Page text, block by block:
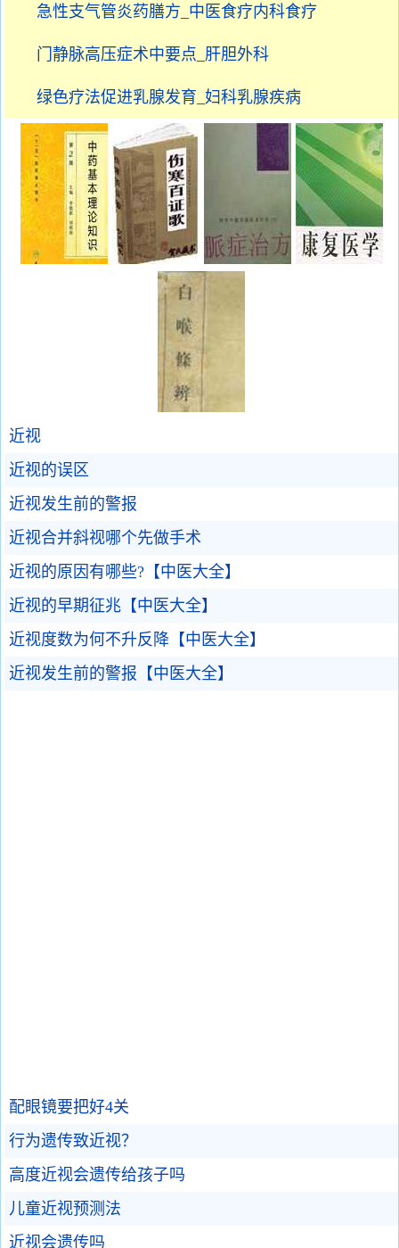
急性支气管炎药膳方_中医食疗内科食疗
门静脉高压症术中要点_肝胆外科
绿色疗法促进乳腺发育_妇科乳腺疾病
近视
近视的误区
近视发生前的警报
近视合并斜视哪个先做手术
近视的原因有哪些?【中医大全】
近视的早期征兆【中医大全】
近视度数为何不升反降【中医大全】
近视发生前的警报【中医大全】
配眼镜要把好4关
行为遗传致近视？
高度近视会遗传给孩子吗
儿童近视预测法
近视会遗传吗